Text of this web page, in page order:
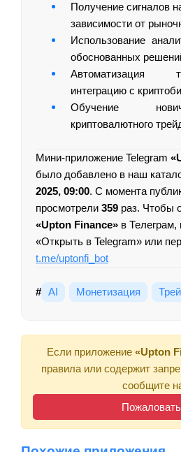
Получение сигналов
зависимости от
Использование
обоснованных
Автоматизация
интеграцию с
Обучение
криптовалютного
Мини-приложение Telegram
было добавлено в наш
2025, 09:00. С момента
просмотрели 359 раз. Чтобы
«Upton Finance» в Телеграм,
«Открыть в Telegram» или
t.me/uptonfi_bot
# AI Монетизация
Если приложение «Upton
правила или содержит
сообщите